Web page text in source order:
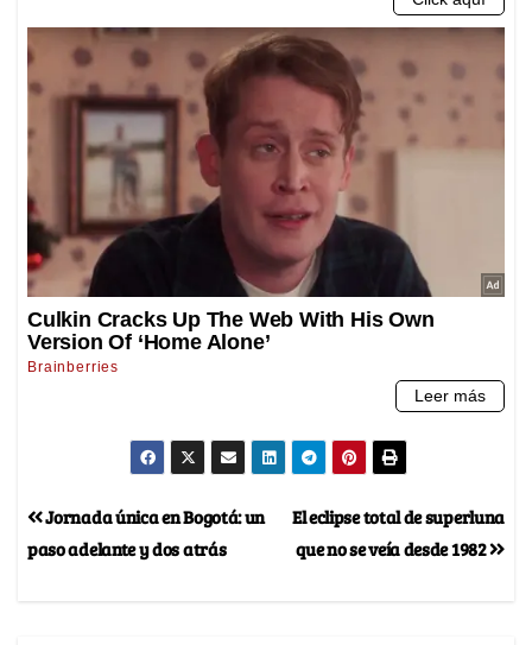
El eclipse total de superluna
que no se veía desde 1982
Jornada única en Bogotá: un
paso adelante y dos atrás